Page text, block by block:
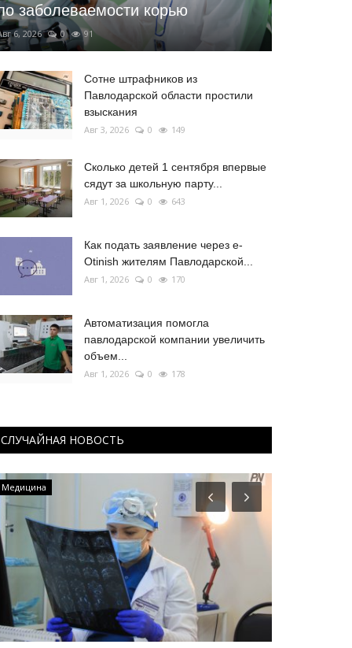
заболеваемости корью
6, 2026 0 91
Сотне штрафников из
Павлодарской области простили
взыскания
Авг 3, 2026 0 149
Сколько детей 1 сентября впервые
сядут за школьную парту...
Авг 1, 2026 0 643
Как подать заявление через e-
Otinish жителям Павлодарской...
Авг 1, 2026 0 170
Автоматизация помогла
павлодарской компании увеличить
объем...
Авг 1, 2026 0 178
СЛУЧАЙНАЯ НОВОСТЬ
Медицина